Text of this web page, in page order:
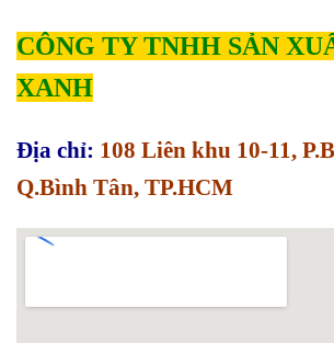
CÔNG TY TNHH SẢN
XANH
Địa chỉ: 108 Liên khu 10-11,
Q.Bình Tân, TP.HCM